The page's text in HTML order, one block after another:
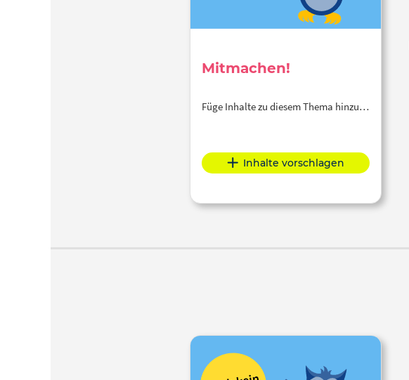
Mitmachen!
Füge Inhalte zu diesem Thema hinzu…
Inhalte vorschlagen